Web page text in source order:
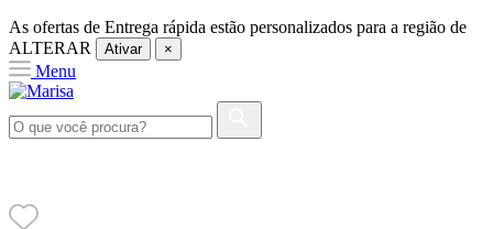
As ofertas de Entrega rápida estão personalizados para a região de
ALTERAR
Ativar ×
Menu